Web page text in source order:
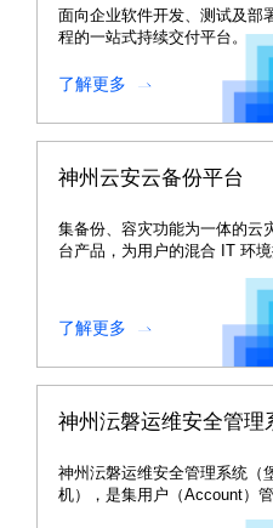
面向企业软件开发、测试及部
程的一站式持续交付平台。
了解更多
神州云安云备份平台
集备份、容灾功能为一体的云
台产品，为用户的混合 IT 环
了解更多
神州沄磐运维安全管理
神州沄磐运维安全管理系统（
机），是集用户（Account）
权（Authorization）管理、认